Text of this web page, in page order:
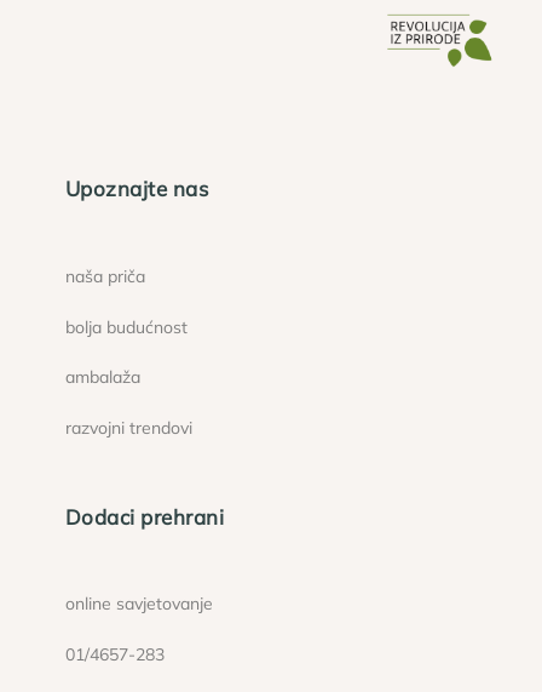
Upoznajte nas
naša priča
bolja budućnost
ambalaža
razvojni trendovi
Dodaci prehrani
online savjetovanje
01/4657-283